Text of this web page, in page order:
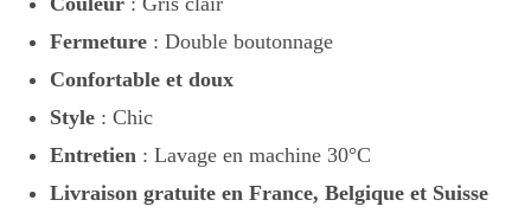
Fermeture : Double boutonnage
Confortable et doux
Style : Chic
Entretien : Lavage en machine 30°C
Livraison gratuite en France, Belgique et Suisse